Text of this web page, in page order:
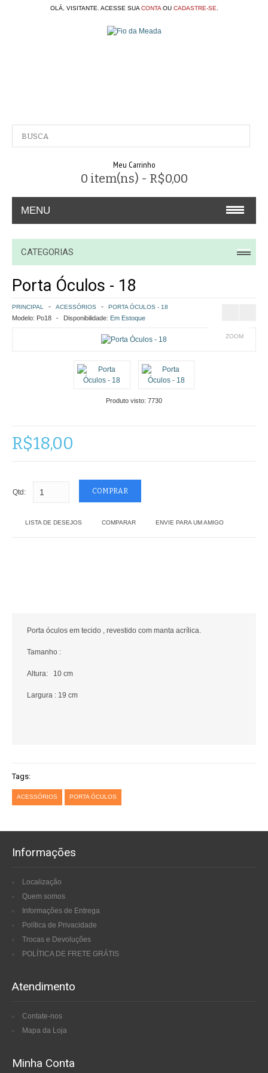
OLÁ, VISITANTE. ACESSE SUA CONTAOU CADASTRE-SE
Meu Carrinho
0 item(ns) - R$0,00
MENU
A EMPRESA
CONTATO
COMO COMPRAR
POLÍTICA DE FRETE GRÁTIS
FINALIZAR COMPRA
CATEGORIAS
Porta Óculos - 18
PRINCIPAL ACESSÓRIOS PORTA ÓCULOS - 18
Modelo: Po18 Disponibilidade: Em Estoque
ZOOM
Produto visto: 7730
R$18,00
Qtd:
LISTA DE DESEJOS COMPARAR ENVIE PARA UM AMIGO
Porta óculos em tecido , revestido com manta acrílica.
Tamanho :
Altura: 10 cm
Largura : 19 cm
Tags:
ACESSÓRIOS PORTA ÓCULOS
Informações
Localização
Quem somos
Informações de Entrega
Política de Privacidade
Trocas e Devoluções
POLÍTICA DE FRETE GRÁTIS
Atendimento
Contate-nos
Mapa da Loja
Minha Conta